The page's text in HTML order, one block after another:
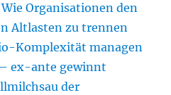
Organisationen den
Altlasten zu trennen
Komplexität managen
ex-ante gewinnt
der